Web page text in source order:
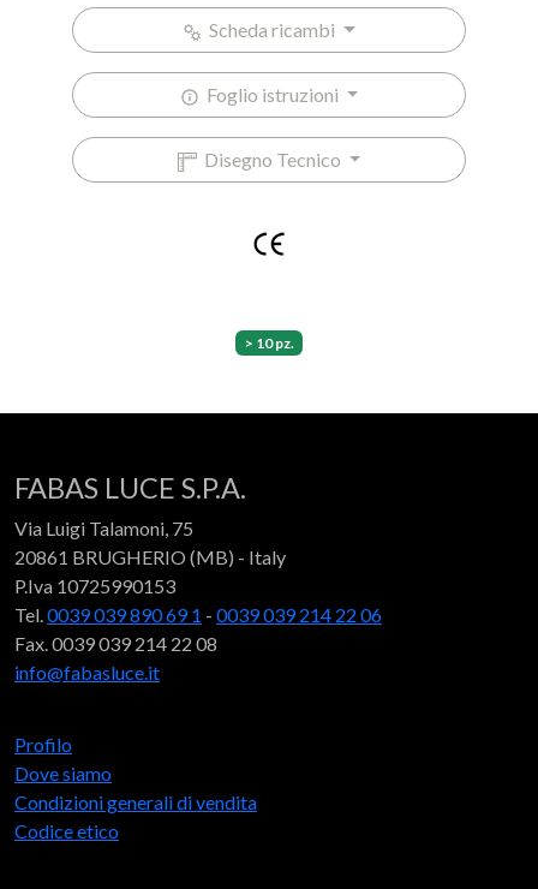
Scheda ricambi
Foglio istruzioni
Disegno Tecnico
> 10 pz.
FABAS LUCE S.P.A.
Via Luigi Talamoni, 75
20861 BRUGHERIO (MB) - Italy
P.Iva 10725990153
Tel.0039 039 890 69 1 - 0039 039 214 22 06
Fax. 0039 039 214 22 08
info@fabasluce.it
Profilo
Dove siamo
Condizioni generali di vendita
Codice etico